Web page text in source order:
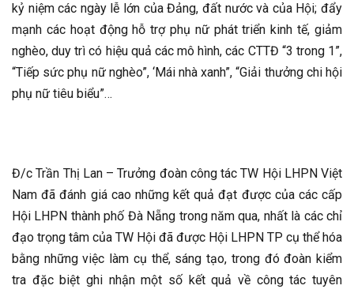
kỷ niệm các ngày lễ lớn của Đảng, đất nước và của Hội; đẩy
mạnh các hoạt động hỗ trợ phụ nữ phát triển kinh tế, giảm
nghèo, duy trì có hiệu quả các mô hình, các CTTĐ “3 trong 1”,
“Tiếp sức phụ nữ nghèo”, ‘Mái nhà xanh”, “Giải thưởng chi hội
phụ nữ tiêu biểu”…
Đ/c Trần Thị Lan – Trưởng đoàn công tác TW Hội LHPN Việt
Nam đã đánh giá cao những kết quả đạt được của các cấp
Hội LHPN thành phố Đà Nẵng trong năm qua, nhất là các chỉ
đạo trọng tâm của TW Hội đã được Hội LHPN TP cụ thể hóa
bằng những việc làm cụ thể, sáng tạo, trong đó đoàn kiểm
tra đặc biệt ghi nhận một số kết quả về công tác tuyên